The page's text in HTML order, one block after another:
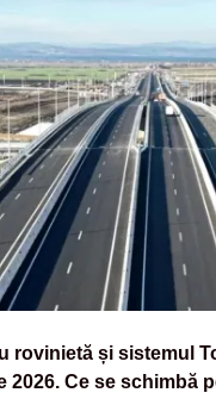
rovinietă și sistemul
2026. Ce se schimbă